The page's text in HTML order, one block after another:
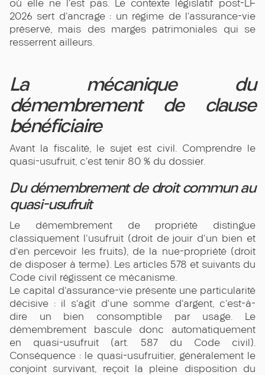
où elle ne l'est pas. Le contexte législatif post-LF
2026 sert d'ancrage : un régime de l'assurance-vie
préservé, mais des marges patrimoniales qui se
resserrent ailleurs.
La mécanique du
démembrement de clause
bénéficiaire
Avant la fiscalité, le sujet est civil. Comprendre le
quasi-usufruit, c'est tenir 80 % du dossier.
Du démembrement de droit commun au
quasi-usufruit
Le démembrement de propriété distingue
classiquement l'usufruit (droit de jouir d'un bien et
d'en percevoir les fruits), de la nue-propriété (droit
de disposer à terme). Les articles 578 et suivants du
Code civil régissent ce mécanisme.
Le capital d'assurance-vie présente une particularité
décisive : il s'agit d'une somme d'argent, c'est-à-
dire un bien consomptible par usage. Le
démembrement bascule donc automatiquement
en quasi-usufruit (art. 587 du Code civil).
Conséquence : le quasi-usufruitier, généralement le
conjoint survivant, reçoit la pleine disposition du